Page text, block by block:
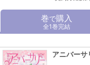
巻で購入
全1巻完結
アニバーサ